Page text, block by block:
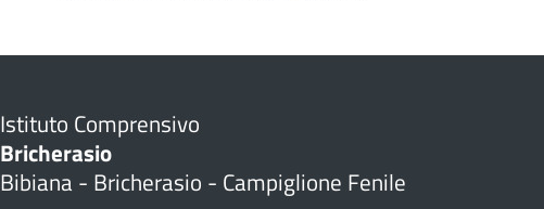
Istituto Comprensivo
Bricherasio
Bibiana - Bricherasio - Campiglione Fenile